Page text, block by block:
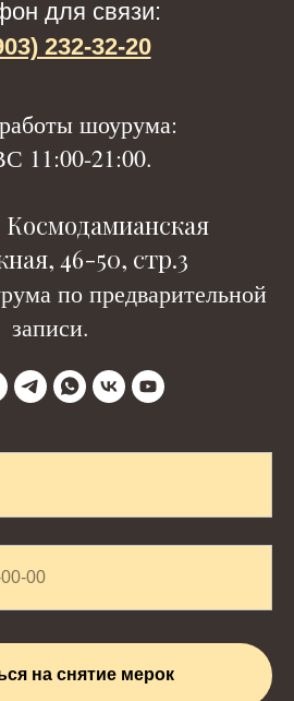
для связи:
232-32-20
шоурума:
11:00-21:00.
Космодамианская
46-50, стр.3
по предварительной
записи.
на снятие мерок